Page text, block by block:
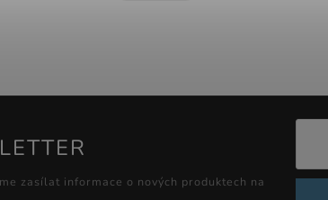
zasílat informace o nových produktech na